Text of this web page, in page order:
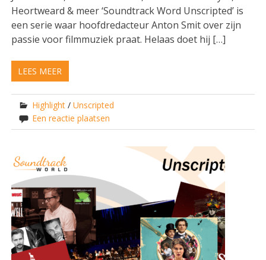
Heortweard & meer ‘Soundtrack Word Unscripted’ is
een serie waar hoofdredacteur Anton Smit over zijn
passie voor filmmuziek praat. Helaas doet hij […]
LEES MEER
Highlight /Unscripted
Een reactie plaatsen